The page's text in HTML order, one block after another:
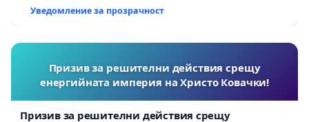
Мирово - к.к. Момин проход
Уведомление за прозрачност
Призив за решителни действия срещу
енергийната империя на Христо Ковачки!
Призив за решителни действия срещу